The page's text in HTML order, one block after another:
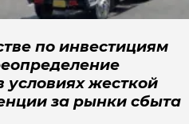
по инвестициям
условиях жесткой
за рынки сбыта